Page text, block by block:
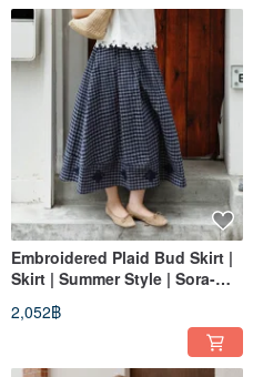
Embroidered Plaid Bud Skirt |
Skirt | Summer Style | Sora-
2,052฿